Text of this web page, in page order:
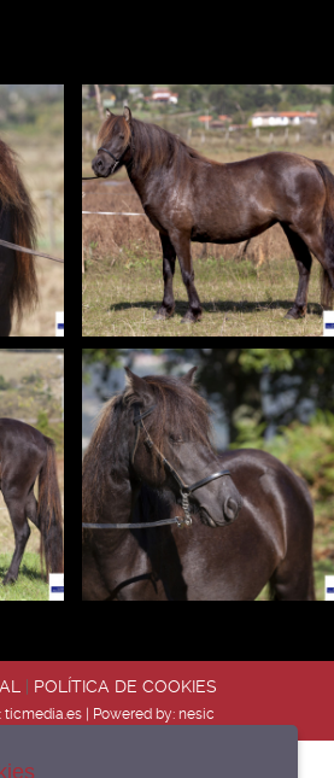
| POLÍTICA DE COOKIES
ticmedia.es | Powered by: nesic